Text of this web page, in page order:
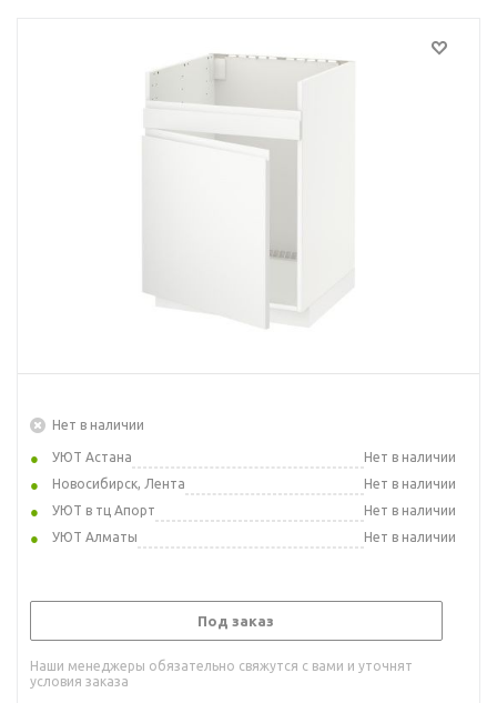
Нет в наличии
УЮТ Астана
Нет в наличии
Новосибирск, Лента
Нет в наличии
УЮТ в тц Апорт
Нет в наличии
УЮТ Алматы
Нет в наличии
Под заказ
Наши менеджеры обязательно свяжутся с вами и уточнят
условия заказа